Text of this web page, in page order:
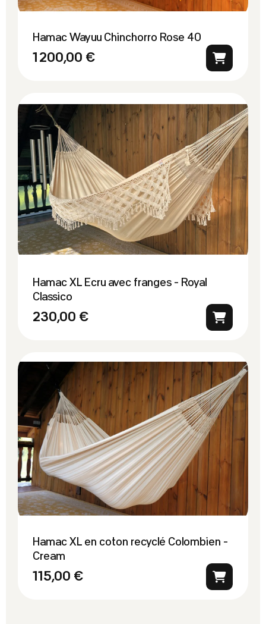
Hamac Wayuu Chinchorro Rose 40
1 200,00 €
Hamac XL Ecru avec franges - Royal
Classico
230,00 €
Hamac XL en coton recyclé Colombien -
Cream
115,00 €